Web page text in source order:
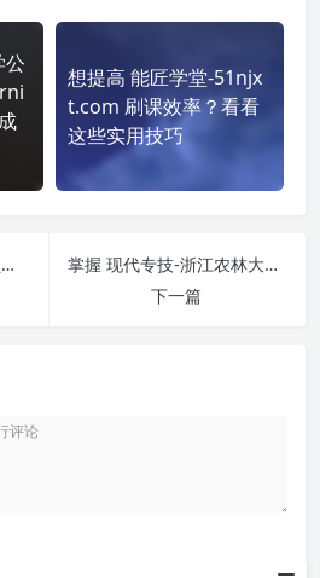
公
想提高 能匠学堂-51njx
t.com 刷课效率？看看
这些实用技巧
甘肃陇南市专业技术人员继续教育服务平台 https://gslns.lllnet.cn/ 刷课也能轻松过！简单技巧大公开
掌握 现代专技-浙江农林大学 https://zjzj.chinamde.cn/ 课程，简单刷课技巧分享！
下一篇